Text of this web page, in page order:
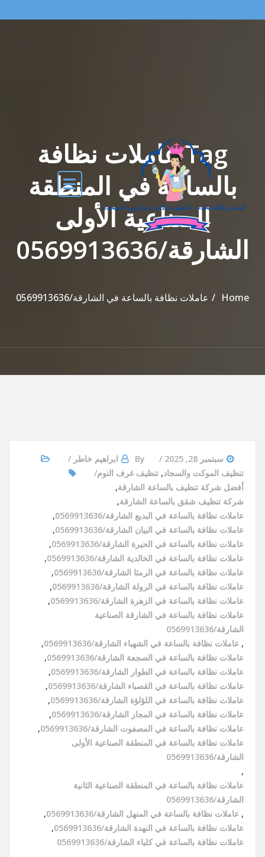
Tag عاملات نظافة
بالساعة في المنطقة
الصناعية الأولى
الشارقة/0569913636
Home عاملات نظافة بالساعة في الشارقة/0569913636
سبتمبر 28, 2025 By
ابراهيم خاطر
تنظيف الموكت والسجاد, تنظيف غرف النوم
أفضل شركة تنظيف بالساعة الشارقة,
شركة تنظيف شقق بالساعة الشارقة,
عاملات نظافة بالساعة في البديع الشارقة/0569913636
,
عاملات نظافة بالساعة في البيان الشارقة/0569913636
,
عاملات نظافة بالساعة في الحيرة الشارقة/0569913636
,
عاملات نظافة بالساعة في الخالدية الشارقة/0569913636
,
عاملات نظافة بالساعة في الرمثا الشارقة/0569913636
,
عاملات نظافة بالساعة في الرولة الشارقة/0569913636
,
عاملات نظافة بالساعة في الزهرة الشارقة/0569913636
,
عاملات نظافة بالساعة في الشارقة الصناعية
الشارقة/0569913636
, عاملات نظافة بالساعة في الشهباء الشارقة/0569913636
,
عاملات نظافة بالساعة في الصجعة الشارقة/0569913636
,
عاملات نظافة بالساعة في الطوار الشارقة/0569913636
,
عاملات نظافة بالساعة في القصباء الشارقة/0569913636
,
عاملات نظافة بالساعة في اللؤلؤة الشارقة/0569913636
,
عاملات نظافة بالساعة في المجاز الشارقة/0569913636
,
عاملات نظافة بالساعة في المصفوت الشارقة/0569913636
,
عاملات نظافة بالساعة في المنطقة الصناعية الأولى
الشارقة/0569913636
,
عاملات نظافة بالساعة في المنطقة الصناعية الثانية
الشارقة/0569913636
, عاملات نظافة بالساعة في المنهل الشارقة/0569913636
,
عاملات نظافة بالساعة في النهدة الشارقة/0569913636
,
عاملات نظافة بالساعة في كلباء الشارقة/0569913636